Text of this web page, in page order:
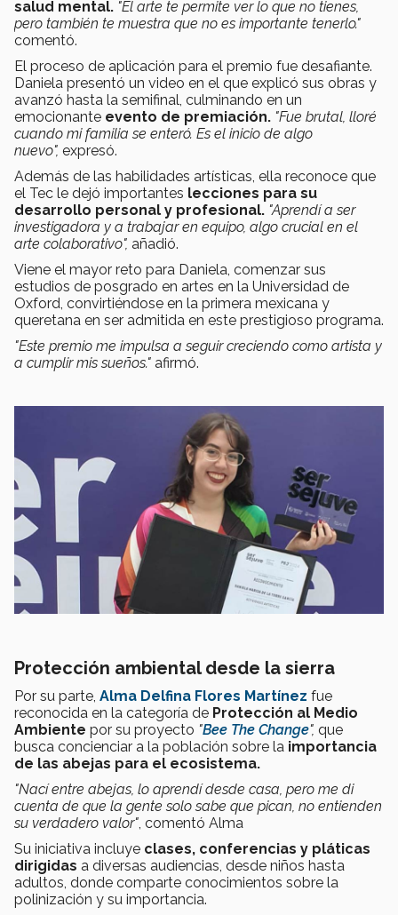
salud mental. "El arte te permite ver lo que no tienes,
pero también te muestra que no es importante tenerlo."
comentó.
El proceso de aplicación para el premio fue desafiante.
Daniela presentó un video en el que explicó sus obras y
avanzó hasta la semifinal, culminando en un
emocionante evento de premiación. "Fue brutal, lloré
cuando mi familia se enteró. Es el inicio de algo
nuevo", expresó.
Además de las habilidades artísticas, ella reconoce que
el Tec le dejó importantes lecciones para su
desarrollo personal y profesional. "Aprendí a ser
investigadora y a trabajar en equipo, algo crucial en el
arte colaborativo", añadió.
Viene el mayor reto para Daniela, comenzar sus
estudios de posgrado en artes en la Universidad de
Oxford, convirtiéndose en la primera mexicana y
queretana en ser admitida en este prestigioso programa.
"Este premio me impulsa a seguir creciendo como artista y
a cumplir mis sueños." afirmó.
Protección ambiental desde la sierra
Por su parte, Alma Delfina Flores Martínez fue
reconocida en la categoría de Protección al Medio
Ambiente por su proyecto "Bee The Change", que
busca concienciar a la población sobre la importancia
de las abejas para el ecosistema.
"Nací entre abejas, lo aprendí desde casa, pero me di
cuenta de que la gente solo sabe que pican, no entienden
su verdadero valor" , comentó Alma
Su iniciativa incluye clases, conferencias y pláticas
dirigidas a diversas audiencias, desde niños hasta
adultos, donde comparte conocimientos sobre la
polinización y su importancia.